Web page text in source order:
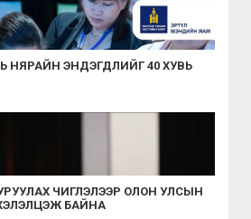
НЯРАЙН ЭНДЭГДЛИЙГ 40 ХУВЬ
ЧИГЛЭЛЭЭР ОЛОН УЛСЫН
БАЙНА